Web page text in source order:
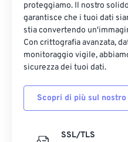
proteggiamo. Il nostro
garantisce che i tuoi dati
stia convertendo
Con crittografia avanzata,
monitoraggio vigile,
sicurezza dei tuoi dati.
Scopri di più sul
SSL/TLS